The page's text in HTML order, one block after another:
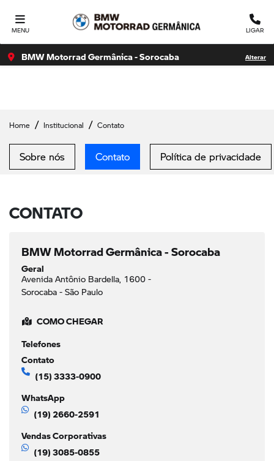
suporte para leitor de tela, pressione Ctrl+Alt+Z Para saber
mais sobre
MENU LIGAR
BMW Motorrad Germânica - Sorocaba Alterar
Home Institucional Contato
Sobre nós Contato Política de privacidade
CONTATO
BMW Motorrad Germânica - Sorocaba
Geral
Avenida Antônio Bardella, 1600 -
Sorocaba - São Paulo
COMO CHEGAR
Telefones
Contato
(15) 3333-0900
WhatsApp
(19) 2660-2591
Vendas Corporativas
(19) 3085-0855